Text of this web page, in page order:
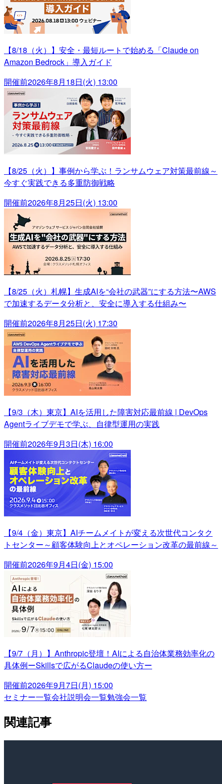
【8/18（火）】安全・最短ルートで始める「Claude on
Amazon Bedrock」導入ガイド
開催前2026年8月18日(火) 13:00
【8/25（火）】事例から学ぶ！ランサムウェア対策最前線～
今すぐ実践できる多重防御戦略
開催前2026年8月25日(火) 13:00
【8/25（火）札幌】生成AIを“会社の武器”にする方法〜AWS
で加速するデータ分析と、安全に導入する仕組み〜
開催前2026年8月25日(火) 17:30
【9/3（木）東京】AIを活用した障害対応最前線 | DevOps
Agentライブデモで学ぶ、自律型運用の実践
開催前2026年9月3日(木) 16:00
【9/4（金）東京】AIチームメイトが変える次世代コンタク
トセンター～顧客体験向上とオペレーション改革の最前線～
開催前2026年9月4日(金) 15:00
【9/7（月）】Anthropic登壇！AIによる自治体業務効率化の
具体例ーSkillsで広がるClaudeの使い方ー
開催前2026年9月7日(月) 15:00
セミナー一覧会社説明会一覧勉強会一覧
関連記事